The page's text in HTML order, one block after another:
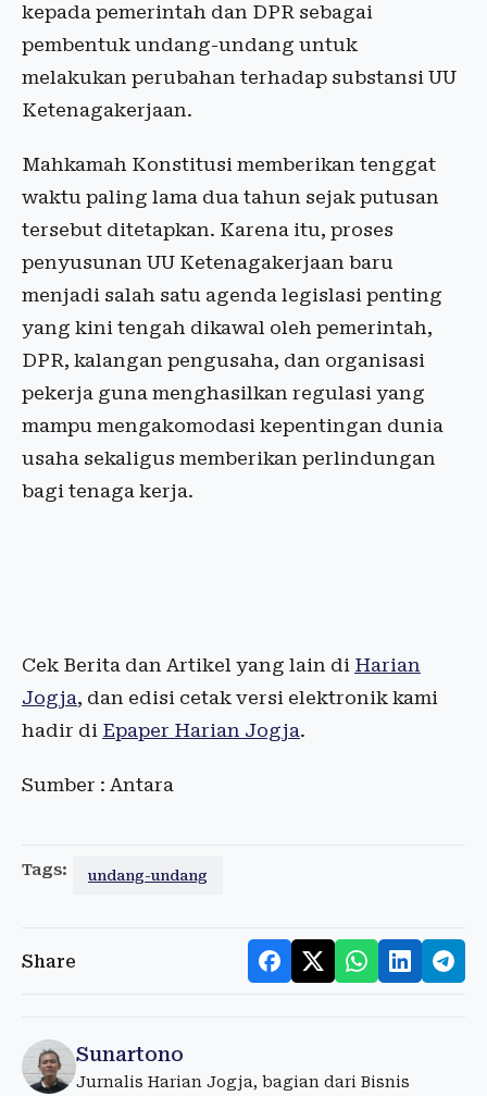
kepada pemerintah dan DPR sebagai
pembentuk undang-undang untuk
melakukan perubahan terhadap substansi UU
Ketenagakerjaan.
Mahkamah Konstitusi memberikan tenggat
waktu paling lama dua tahun sejak putusan
tersebut ditetapkan. Karena itu, proses
penyusunan UU Ketenagakerjaan baru
menjadi salah satu agenda legislasi penting
yang kini tengah dikawal oleh pemerintah,
DPR, kalangan pengusaha, dan organisasi
pekerja guna menghasilkan regulasi yang
mampu mengakomodasi kepentingan dunia
usaha sekaligus memberikan perlindungan
bagi tenaga kerja.
Cek Berita dan Artikel yang lain di Harian
Jogja, dan edisi cetak versi elektronik kami
hadir di Epaper Harian Jogja.
Sumber : Antara
Tags: undang-undang
Share
Sunartono
Jurnalis Harian Jogja, bagian dari Bisnis